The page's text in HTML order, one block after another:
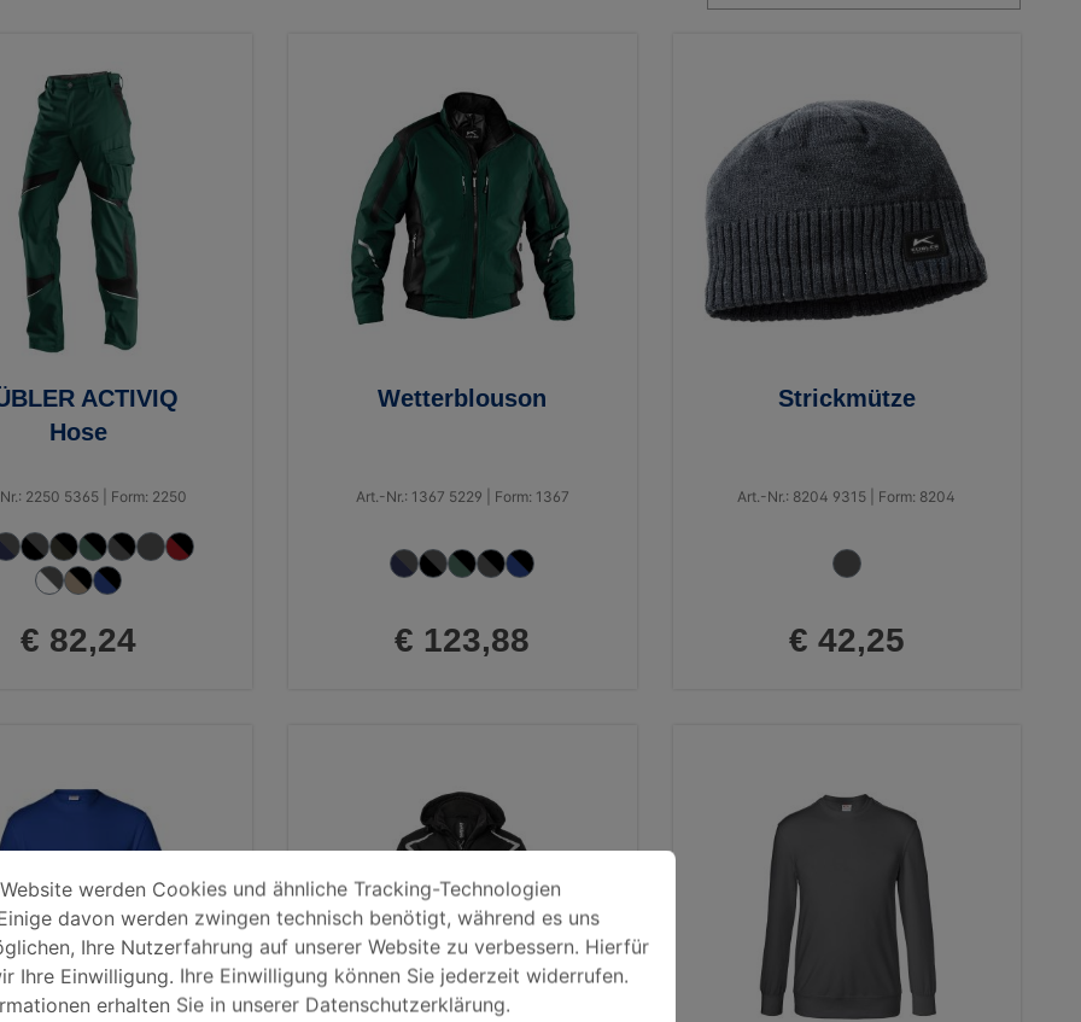
ACTIVIQ
Hose
2250 5365 | Form: 2250
€ 82,24
Wetterblouson
Art.-Nr.: 1367 5229 | Form: 1367
€ 123,88
Strickmütze
Art.-Nr.: 8204 9315 | Form: 8204
€ 42,25
werden Cookies und ähnliche Tracking-Technologien verwendet. Einige davon werden zwingen technisch
werden Cookies und ähnliche Tracking-Technologien
davon werden zwingen technisch benötigt, während es uns
Ihre Nutzerfahrung auf unserer Website zu verbessern. Hierfür
Ihre Einwilligung. Ihre Einwilligung können Sie jederzeit widerrufen.
erhalten Sie in unserer Datenschutzerklärung.